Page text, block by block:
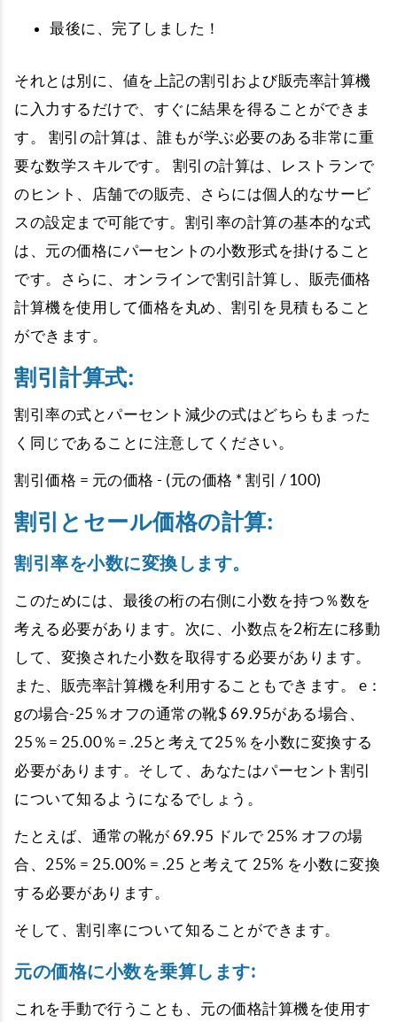
最後に、完了しました！
それとは別に、値を上記の割引および販売率計算機
に入力するだけで、すぐに結果を得ることができま
す。 割引の計算は、誰もが学ぶ必要のある非常に重
要な数学スキルです。 割引の計算は、レストランで
のヒント、店舗での販売、さらには個人的なサービ
スの設定まで可能です。割引率の計算の基本的な式
は、元の価格にパーセントの小数形式を掛けること
です。さらに、オンラインで割引計算し、販売価格
計算機を使用して価格を丸め、割引を見積もること
ができます。
割引計算式:
割引率の式とパーセント減少の式はどちらもまった
く同じであることに注意してください。
割引価格 = 元の価格 - (元の価格 * 割引 / 100)
割引とセール価格の計算:
割引率を小数に変換します。
このためには、最後の桁の右側に小数を持つ％数を
考える必要があります。次に、小数点を2桁左に移動
して、変換された小数を取得する必要があります。
また、販売率計算機を利用することもできます。 e：
gの場合-25％オフの通常の靴$ 69.95がある場合、
25％= 25.00％= .25と考えて25％を小数に変換する
必要があります。そして、あなたはパーセント割引
について知るようになるでしょう。
たとえば、通常の靴が 69.95 ドルで 25% オフの場
合、25% = 25.00% = .25 と考えて 25% を小数に変換
する必要があります。
そして、割引率について知ることができます。
元の価格に小数を乗算します:
これを手動で行うことも、元の価格計算機を使用す